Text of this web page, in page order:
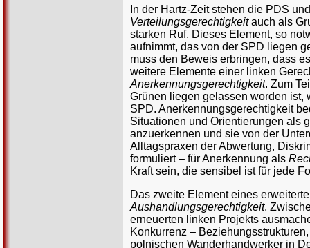
In der Hartz-Zeit stehen die PDS
Verteilungsgerechtigkeitauch als
starken Ruf. Dieses Element, so
aufnimmt, das von der SPD liegen
muss den Beweis erbringen, dass
weitere Elemente einer linken
Anerkennungsgerechtigkeit. Zum
Grünen liegen gelassen worden ist,
SPD. Anerkennungsgerechtigkeit
Situationen und Orientierungen als
anzuerkennen und sie von der
Alltagspraxen der Abwertung,
formuliert – für Anerkennung als
Kraft sein, die sensibel ist für jede
Das zweite Element eines
Aushandlungsgerechtigkeit.
erneuerten linken Projekts
Konkurrenz –
polnischen Wanderhandwerker in